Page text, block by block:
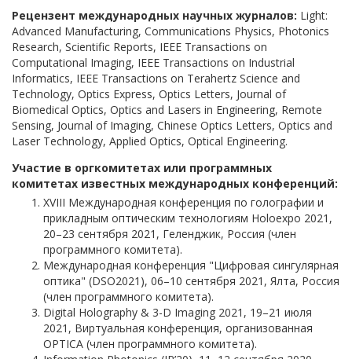
Рецензент международных научных журналов: Light:
Advanced Manufacturing, Communications Physics, Photonics
Research, Scientific Reports, IEEE Transactions on
Computational Imaging, IEEE Transactions on Industrial
Informatics, IEEE Transactions on Terahertz Science and
Technology, Optics Express, Optics Letters, Journal of
Biomedical Optics, Optics and Lasers in Engineering, Remote
Sensing, Journal of Imaging, Chinese Optics Letters, Optics and
Laser Technology, Applied Optics, Optical Engineering.
Участие в оргкомитетах или программных
комитетах известных международных конференций:
XVIII Международная конференция по голографии и
прикладным оптическим технологиям Holoexpo 2021,
20–23 сентября 2021, Геленджик, Россия (член
программного комитета).
Международная конференция "Цифровая сингулярная
оптика" (DSO2021), 06–10 сентября 2021, Ялта, Россия
(член программного комитета).
Digital Holography & 3-D Imaging 2021, 19–21 июля
2021, Виртуальная конференция, организованная
OPTICA (член программного комитета).